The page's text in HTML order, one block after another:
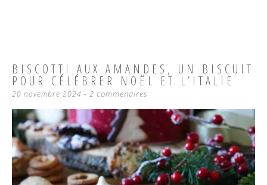
BISCOTTI AUX AMANDES, UN BISCUIT
POUR CÉLÉBRER NOËL ET L’ITALIE
20 novembre 2024 2 commenaires